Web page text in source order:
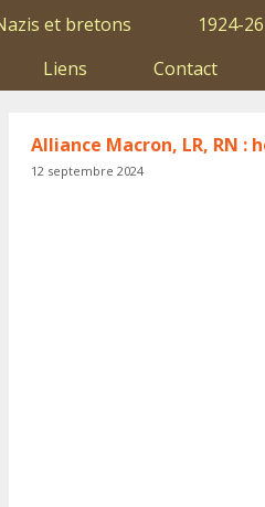
et bretons 1924-
Liens Contact
Alliance Macron, LR, RN :
12 septembre 2024